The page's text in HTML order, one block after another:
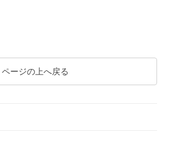
ページの上へ戻る